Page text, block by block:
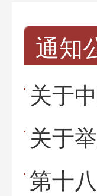
通知
关于
第十